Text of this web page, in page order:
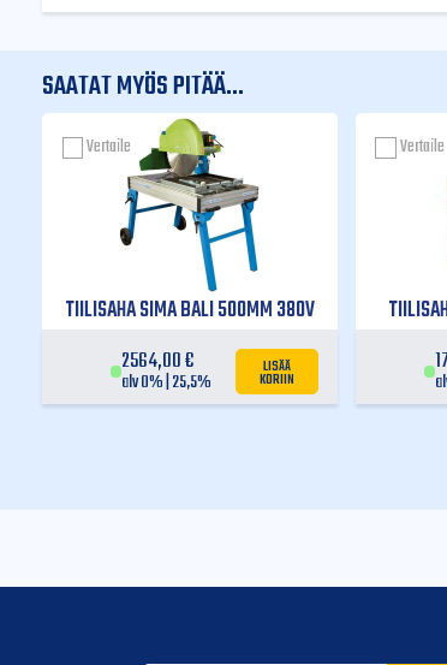
SAATAT MYÖS PITÄÄ...
TIILISAHA SIMA BALI 500MM 380V
2564,00€
alv 0% | 25,5%
LISÄÄ
KORIIN
Vertaile Vertaile